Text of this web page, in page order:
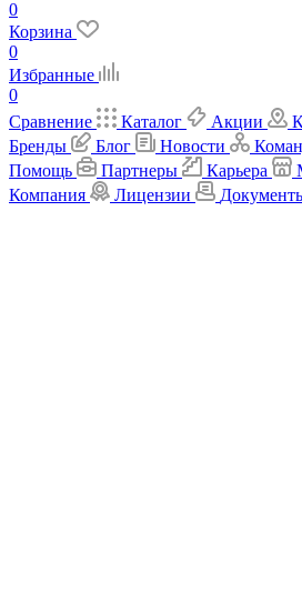
0
Корзина
0
Избранные
0
Сравнение
Каталог Акции
Бренды
Блог Новости
Помощь
Партнеры Карьера
Компания
Лицензии